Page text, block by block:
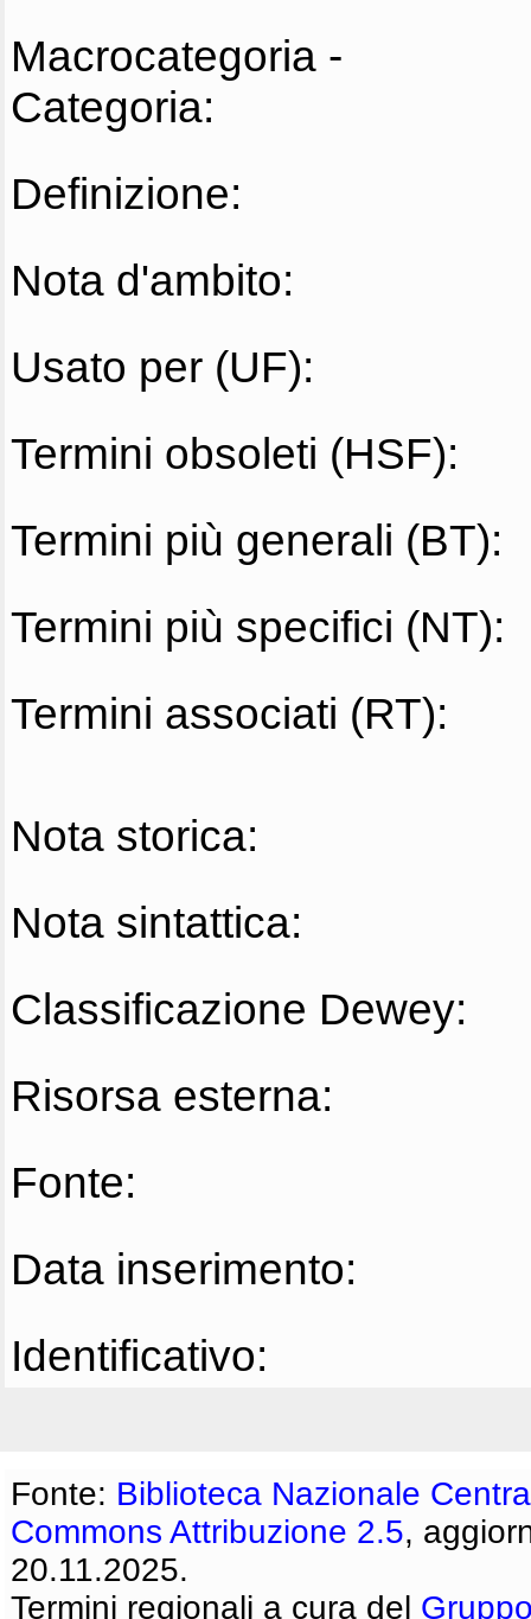
Macrocategoria -
Categoria:
Definizione:
Nota d'ambito:
Usato per (UF):
Termini obsoleti (HSF):
Termini più generali (BT):
Termini più specifici (NT):
Termini associati (RT):
Nota storica:
Nota sintattica:
Classificazione Dewey:
Risorsa esterna:
Fonte:
Data inserimento:
Identificativo:
Fonte: Biblioteca Nazionale
Commons Attribuzione 2.5,
20.11.2025.
Termini regionali a cura del